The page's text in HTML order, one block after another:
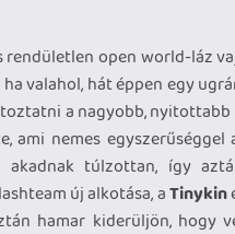
rendületlen open world-láz
valahol, hát éppen egy
a nagyobb,
ami nemes egyszerűséggel
akadnak túlzottan, így
új alkotása, aTinykin
hamar kiderüljön, hogy